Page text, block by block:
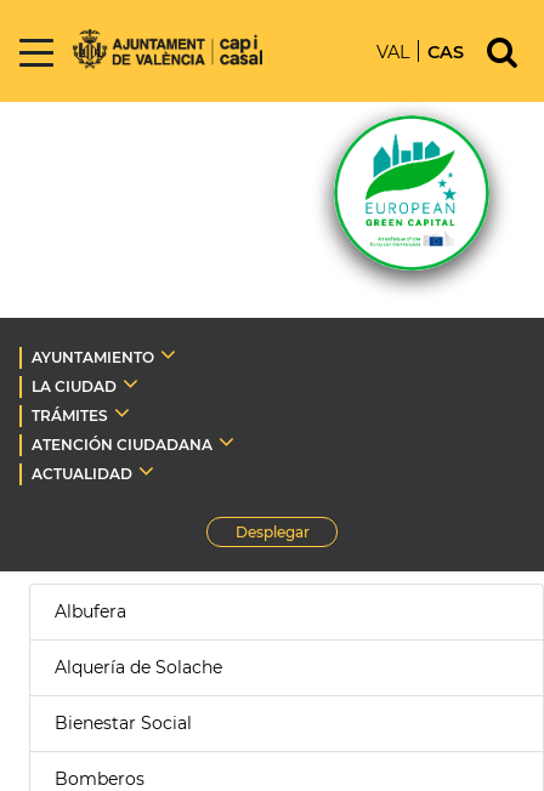
VAL CAS
AYUNTAMIENTO
LA CIUDAD
TRÁMITES
ATENCIÓN CIUDADANA
ACTUALIDAD
Desplegar
Albufera
Alquería de Solache
Bienestar Social
Bomberos